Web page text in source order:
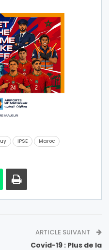
IPSE
Maroc
ARTICLE SUIVANT
Covid-19 : Plus de la